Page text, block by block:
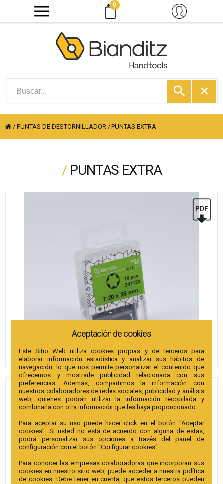
0
/PUNTAS DE DESTORNILLADOR /PUNTAS EXTRA
/ PUNTAS EXTRA
PUNTAS BIANDITZ TX 60 X
35MM 5/16" 25U.
Referencia:241161
Colección:Punta TX 35mm 5/16"" extra
EAN13:
Aceptación de cookies
Este Sitio Web utiliza cookies propias y de terceros para
elaborar información estadística y analizar sus hábitos de
navegación, lo que nos permite personalizar el contenido que
ofrecemos y mostrarle publicidad relacionada con sus
preferencias. Además, compartimos la información con
nuestros colaboradores de redes sociales, publicidad y análisis
web, quienes podrán utilizar la información recopilada y
combinarla con otra información que les haya proporcionado.
Para aceptar su uso puede hacer click en el botón "Aceptar
cookies". Si usted no está de acuerdo con alguna de estas,
podrá personalizar sus opciones a través del panel de
configuración con el botón "Configurar cookies".
Para conocer las empresas colaboradoras que incorporan sus
cookies en nuestro sitio web, puede acceder a nuestra política
de cookies . Debe tener en cuenta, que estos terceros pueden